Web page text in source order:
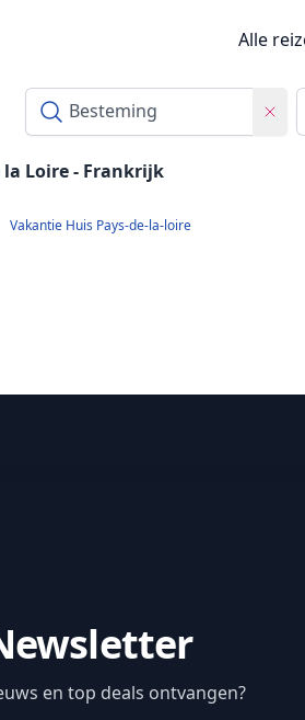
Alle
Loire - Frankrijk
Vakantie Huis Pays-de-la-loire
en top deals ontvangen?